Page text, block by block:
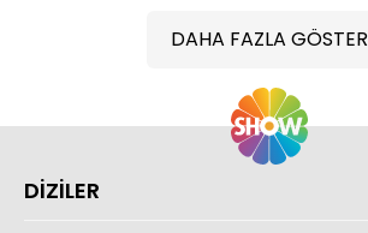
DAHA FAZLA GÖSTER
DİZİLER